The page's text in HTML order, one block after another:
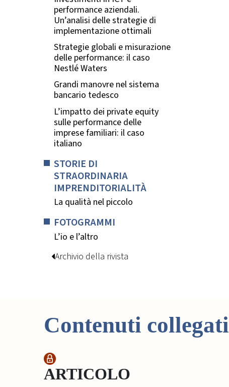
performance aziendali.
Un’analisi delle strategie di
implementazione ottimali
Strategie globali e misurazione
delle performance: il caso
Nestlé Waters
Grandi manovre nel sistema
bancario tedesco
L’impatto dei private equity
sulle performance delle
imprese familiari: il caso
italiano
STORIE DI
STRAORDINARIA
IMPRENDITORIALITÀ
La qualità nel piccolo
FOTOGRAMMI
L’io e l’altro
Archivio della rivista
Contenuti collegati
ARTICOLO